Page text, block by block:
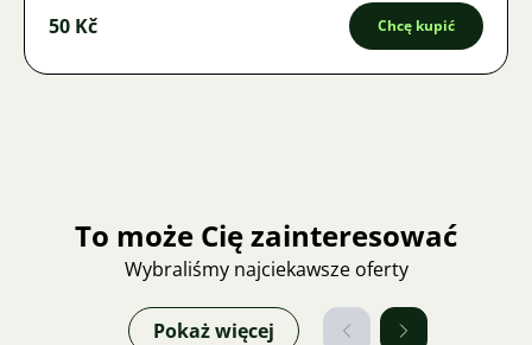
50 Kč Chcę kupić
To może Cię zainteresować
Wybraliśmy najciekawsze oferty
Pokaż więcej